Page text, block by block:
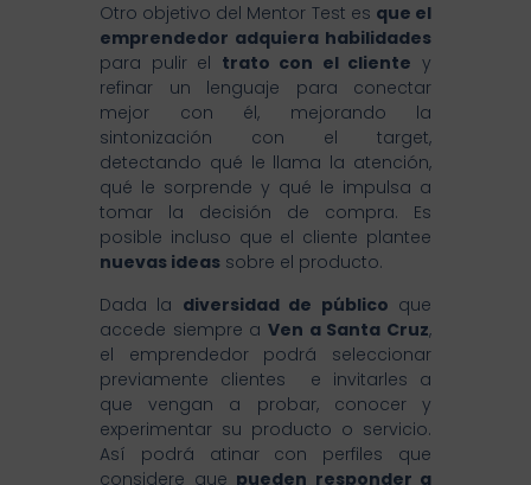
Otro objetivo del Mentor Test es que el
emprendedor adquiera habilidades
para pulir el trato con el cliente y
refinar un lenguaje para conectar
mejor con él, mejorando la
sintonización con el target,
detectando qué le llama la atención,
qué le sorprende y qué le impulsa a
tomar la decisión de compra. Es
posible incluso que el cliente plantee
nuevas ideas sobre el producto.
Dada la diversidad de público que
accede siempre a Ven a Santa Cruz,
el emprendedor podrá seleccionar
previamente clientes e invitarles a
que vengan a probar, conocer y
experimentar su producto o servicio.
Así podrá atinar con perfiles que
considere que pueden responder a